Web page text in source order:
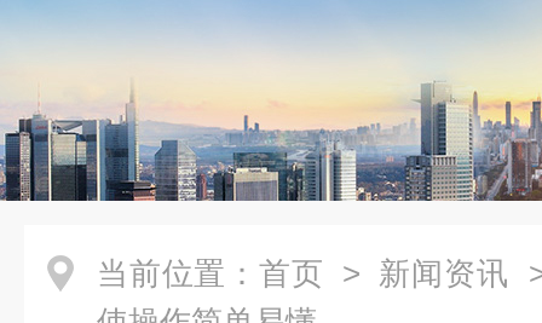
当前位置： 首页 > 新闻资讯